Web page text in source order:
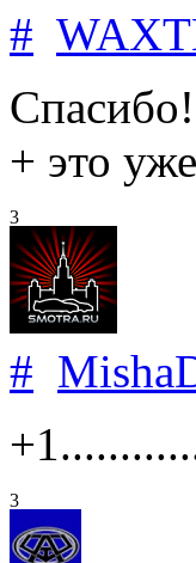
#
Спасибо!
+ это
3
#
3